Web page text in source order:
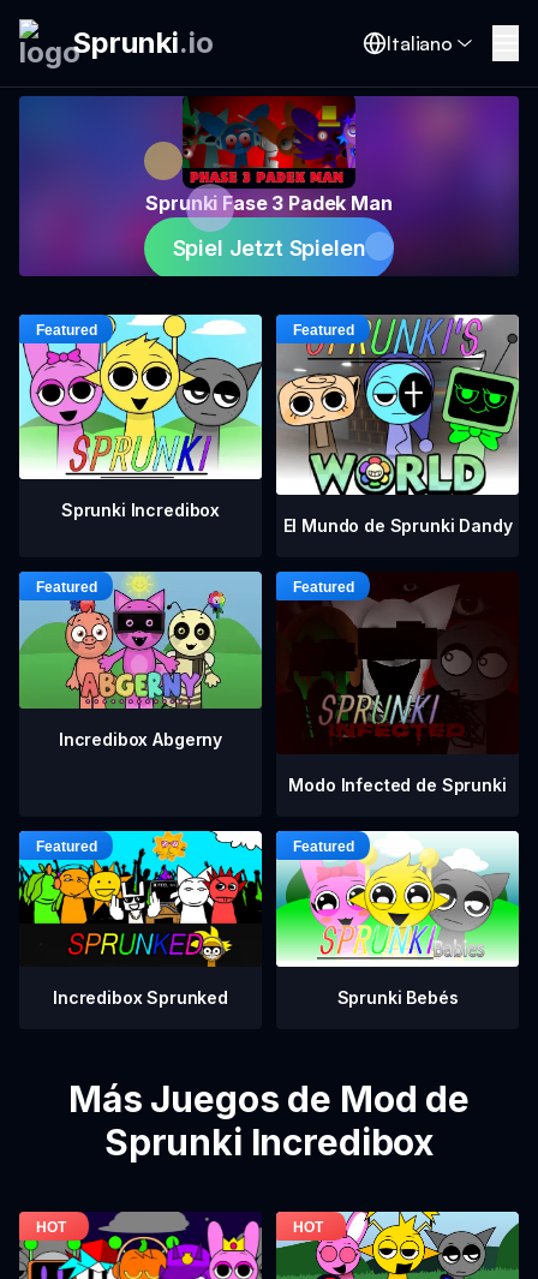
Sprunki.io Italiano
Sprunki Fase 3 Padek Man
Spiel Jetzt Spielen
Sprunki Incredibox
El Mundo de Sprunki Dandy
Incredibox Abgerny
Modo Infected de Sprunki
Incredibox Sprunked Sprunki Bebés
Más Juegos de Mod de
Sprunki Incredibox